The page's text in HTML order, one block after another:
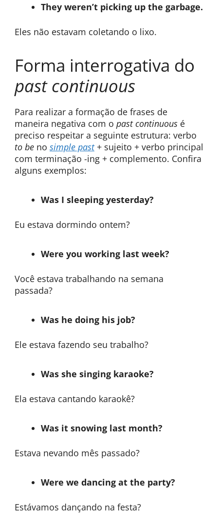
They weren’t picking up the garbage.
Eles não estavam coletando o lixo.
Forma interrogativa do
past continuous
Para realizar a formação de frases de
maneira negativa com o past continuous é
preciso respeitar a seguinte estrutura: verbo
to be no simple past+ sujeito + verbo principal
com terminação -ing + complemento. Confira
alguns exemplos:
Was I sleeping yesterday?
Eu estava dormindo ontem?
Were you working last week?
Você estava trabalhando na semana
passada?
Was he doing his job?
Ele estava fazendo seu trabalho?
Was she singing karaoke?
Ela estava cantando karaokê?
Was it snowing last month?
Estava nevando mês passado?
Were we dancing at the party?
Estávamos dançando na festa?